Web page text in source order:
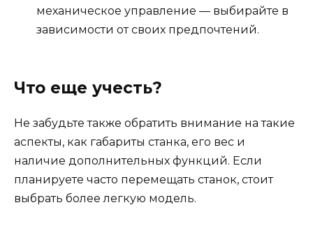
механическое управление — выбирайте в
зависимости от своих предпочтений.
Что еще учесть?
Не забудьте также обратить внимание на такие
аспекты, как габариты станка, его вес и
наличие дополнительных функций. Если
планируете часто перемещать станок, стоит
выбрать более легкую модель.